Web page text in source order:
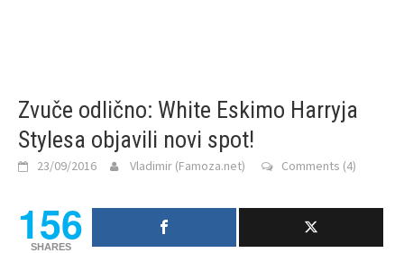
Zvuče odlično: White Eskimo Harryja
Stylesa objavili novi spot!
23/09/2016 Vladimir (Famoza.net) Comments (4)
156
SHARES